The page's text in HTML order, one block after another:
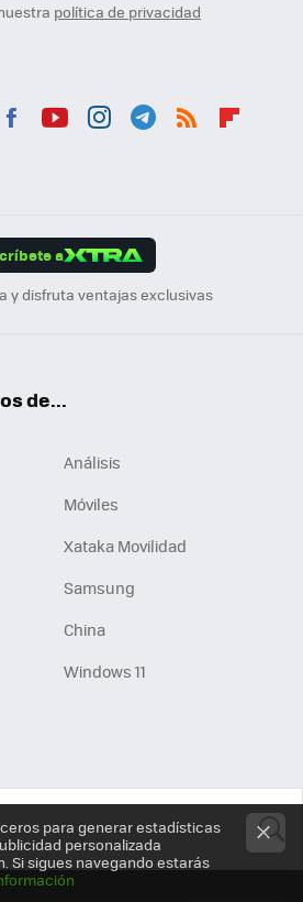
política de privacidad
a
y disfruta ventajas exclusivas
de...
Análisis
Móviles
Xataka Movilidad
Samsung
China
Windows 11
para generar estadísticas
personalizada
Si sigues navegando estarás